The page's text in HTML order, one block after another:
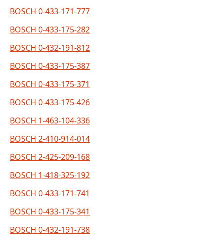
BOSCH 0-433-171-777
BOSCH 0-433-175-282
BOSCH 0-432-191-812
BOSCH 0-433-175-387
BOSCH 0-433-175-371
BOSCH 0-433-175-426
BOSCH 1-463-104-336
BOSCH 2-410-914-014
BOSCH 2-425-209-168
BOSCH 1-418-325-192
BOSCH 0-433-171-741
BOSCH 0-433-175-341
BOSCH 0-432-191-738